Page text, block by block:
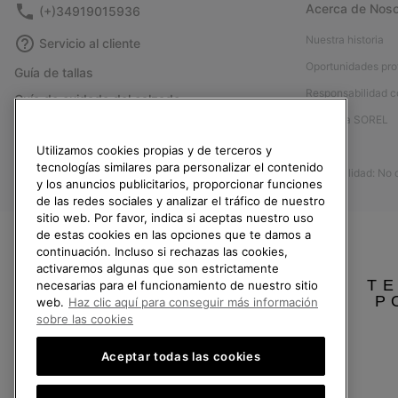
(+)34919015936
Servicio al cliente
Guía de tallas
Guía de cuidado del calzado
Devoluciones
Desistir del contrato
Estado del pedido
Envío
Pago
Preguntas frecuentes
Acerca de
Nuestra historia
Oportunidades
Responsabilidad
Afíliese a SOREL
Accesibilidad: No
España
Utilizamos cookies propias y de terceros y
tecnologías similares para personalizar el contenido
y los anuncios publicitarios, proporcionar funciones
de las redes sociales y analizar el tráfico de nuestro
sitio web. Por favor, indica si aceptas nuestro uso
de estas cookies en las opciones que te damos a
continuación. Incluso si rechazas las cookies,
activaremos algunas que son estrictamente
necesarias para el funcionamiento de nuestro sitio
web. Haz clic aquí para conseguir más información
sobre las cookies
Aceptar todas las cookies